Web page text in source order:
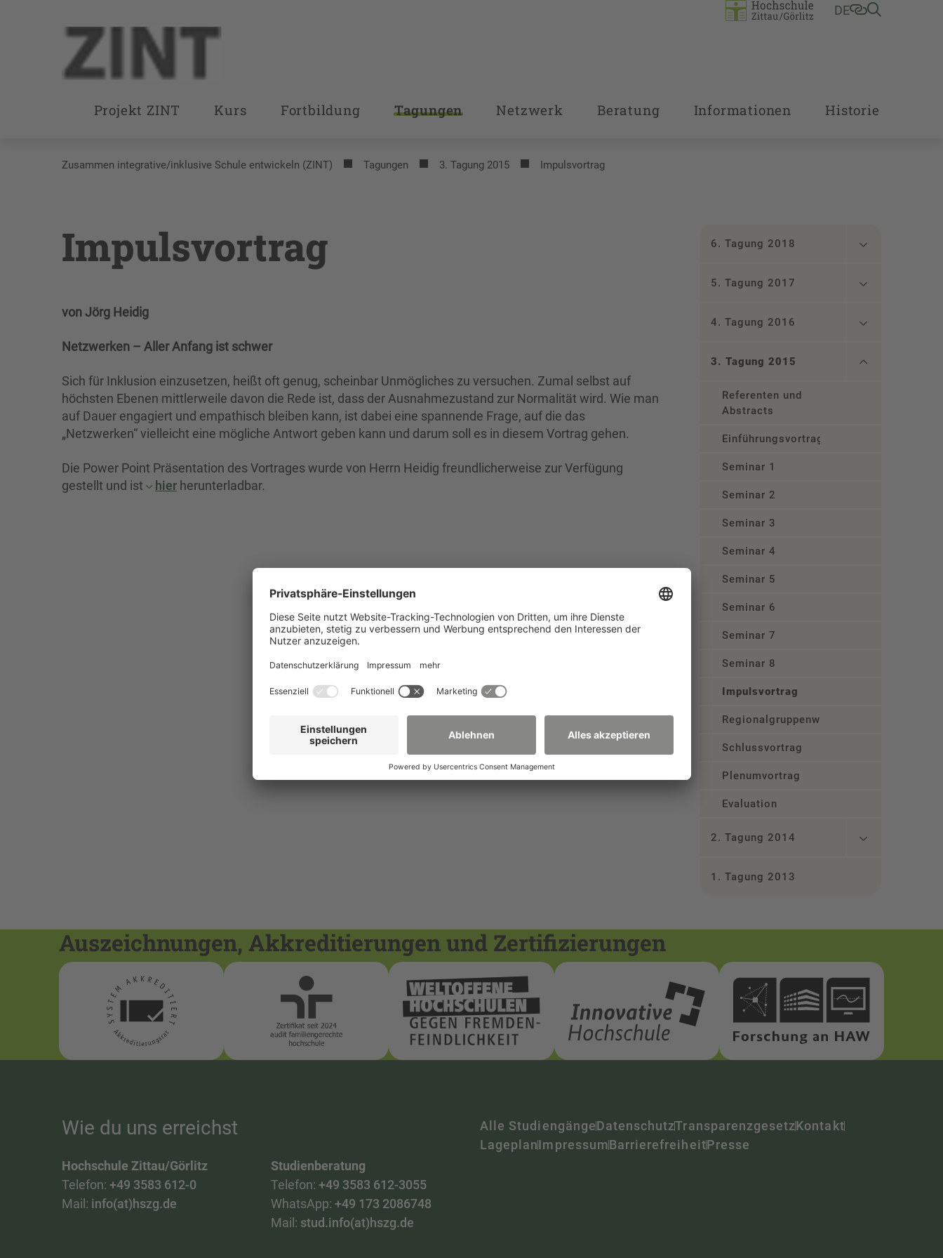
DE
Projekt ZINT Kurs Fortbildung Tagungen Netzwerk Beratung Informationen Historie
Zusammen integrative/inklusive Schule entwickeln (ZINT) Tagungen 3. Tagung 2015 Impulsvortrag
Impulsvortrag
von Jörg Heidig
Netzwerken – Aller Anfang ist schwer
Sich für Inklusion einzusetzen, heißt oft genug, scheinbar Unmögliches zu versuchen. Zumal selbst auf
höchsten Ebenen mittlerweile davon die Rede ist, dass der Ausnahmezustand zur Normalität wird. Wie man
auf Dauer engagiert und empathisch bleiben kann, ist dabei eine spannende Frage, auf die das
„Netzwerken“ vielleicht eine mögliche Antwort geben kann und darum soll es in diesem Vortrag gehen.
Die Power Point Präsentation des Vortrages wurde von Herrn Heidig freundlicherweise zur Verfügung
gestellt und ist
hier herunterladbar.
6. Tagung 2018
5. Tagung 2017
4. Tagung 2016
3. Tagung 2015
Referenten und
Abstracts
Einführungsvortrag
Seminar 1
Seminar 2
Seminar 3
Seminar 4
Seminar 5
Seminar 6
Seminar 7
Seminar 8
Impulsvortrag
Regionalgruppenworkshop
Schlussvortrag
Plenumvortrag
Evaluation
2. Tagung 2014
1. Tagung 2013
Auszeichnungen, Akkreditierungen und Zertifizierungen
Wie du uns erreichst
Hochschule Zittau/Görlitz
Telefon: +49 3583 612-0
Mail: info(at)hszg.de
Studienberatung
Telefon: +49 3583 612-3055
WhatsApp: +49 173 2086748
Mail: stud.info(at)hszg.de
Alle StudiengängeDatenschutzTransparenzgesetzKontakt
LageplanImpressumBarrierefreiheitPresse